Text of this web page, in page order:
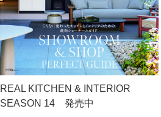
REAL KITCHEN & INTERIOR
SEASON 14 発売中